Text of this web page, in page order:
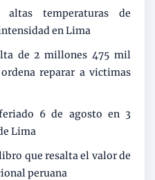
temperaturas de
en Lima
de 2 millones 475 mil
reparar a victimas
6 de agosto en 3
Lima
que resalta el valor de
peruana